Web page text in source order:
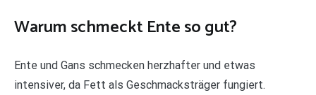
Warum schmeckt Ente so gut?
Ente und Gans schmecken herzhafter und etwas
intensiver, da Fett als Geschmacksträger fungiert.